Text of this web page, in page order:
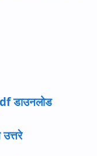
डाउनलोड
उत्तरे